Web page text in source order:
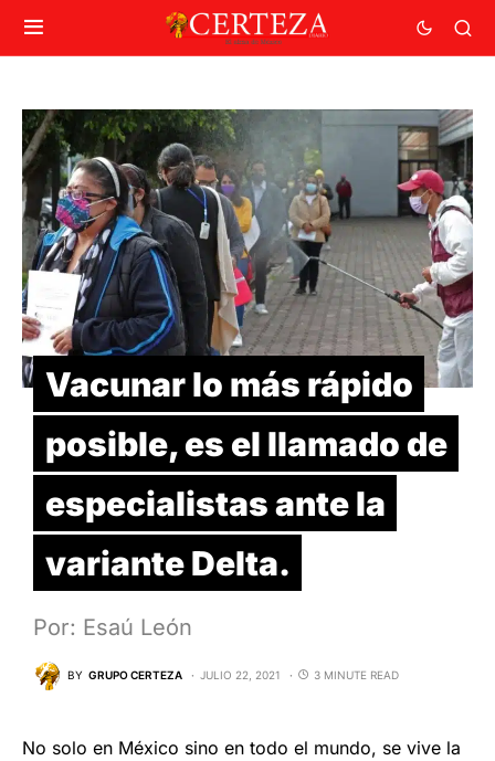
Vacunar lo más rápido
posible, es el llamado de
especialistas ante la
variante Delta.
Por: Esaú León
BY GRUPO CERTEZA JULIO 22, 2021 3 MINUTE READ
No solo en México sino en todo el mundo, se vive la